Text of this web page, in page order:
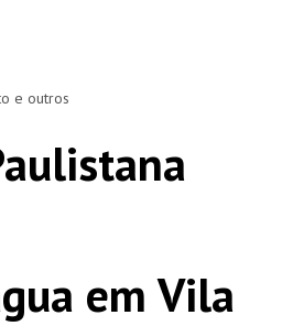
e outros
em Vila